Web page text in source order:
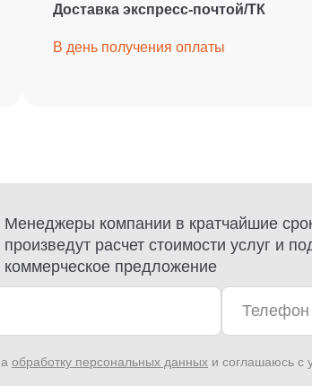
Доставка экспресс-почтой/ТК
В день получения оплаты
Менеджеры компании в кратчайшие
произведут расчет стоимости услуг и
коммерческое предложение
обработку персональных данных и соглашаюсь с